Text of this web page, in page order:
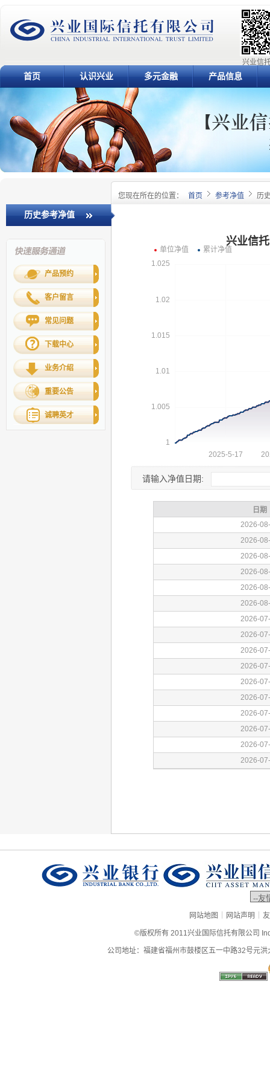
兴业信
首页 认识兴业 多元金融 产品信息
您现在所在的位置： 首页 参考净值 历
历史参考净值
产品预约
客户留言
常见问题
下载中心
业务介绍
重要公告
诚聘英才
请输入净值日期:
网站地图 | 网站声明 |
©版权所有 2011兴业国际信托有限公司
公司地址：福建省福州市鼓楼区五一中路32号元